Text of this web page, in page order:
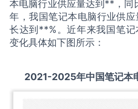
本电脑行业供应量达到**，
年，我国笔记本电脑行业供
长达到**%。近年来我国笔
变化具体如下图所示：
2021-2025年中国笔记本